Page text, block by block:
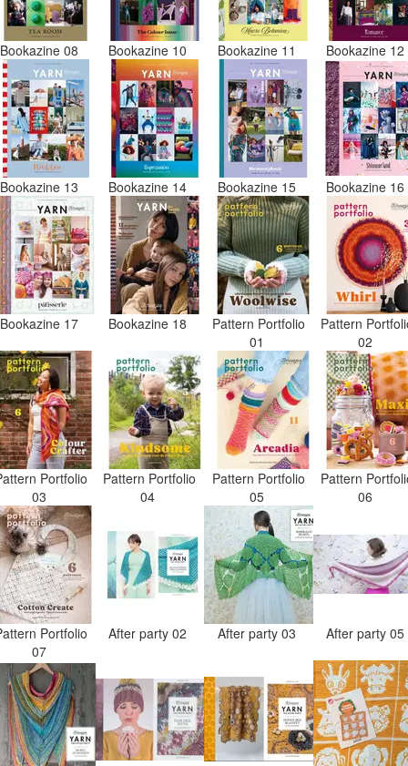
Bookazine 08 Bookazine 10 Bookazine 11 Bookazine 12
Bookazine 13 Bookazine 14 Bookazine 15 Bookazine 16
Bookazine 17 Bookazine 18
Pattern Portfolio
01
Pattern
02
Portfolio
03
Pattern Portfolio
04
Pattern Portfolio
05
Pattern
06
Portfolio
07
After party 02 After party 03 After party 05